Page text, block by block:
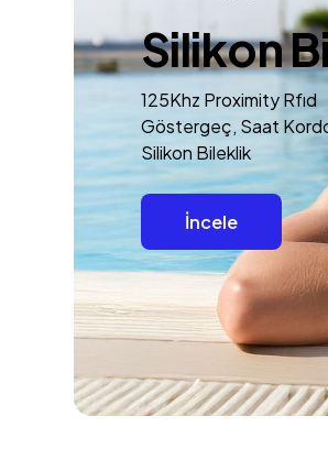
Silikon
125Khz Proximity Rfıd
Göstergeç, Saat
Silikon Bileklik
İncele